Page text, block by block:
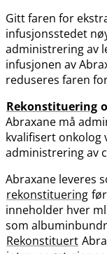
Gitt faren for
infusjonsstedet
administrering av
infusjonen av
reduseres faren
Rekonstituering
Abraxane må
kvalifisert onkolog
administrering av
Abraxane leveres
rekonstituering
inneholder hver
som
Rekonstituert